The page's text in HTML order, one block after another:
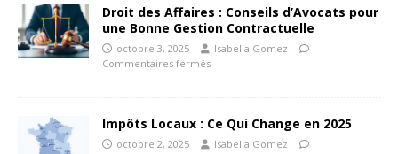
Droit des Affaires : Conseils d’Avocats pour
une Bonne Gestion Contractuelle
octobre 3, 2025
Isabella Gomez
Commentaires fermés
Impôts Locaux : Ce Qui Change en 2025
octobre 2, 2025
Isabella Gomez